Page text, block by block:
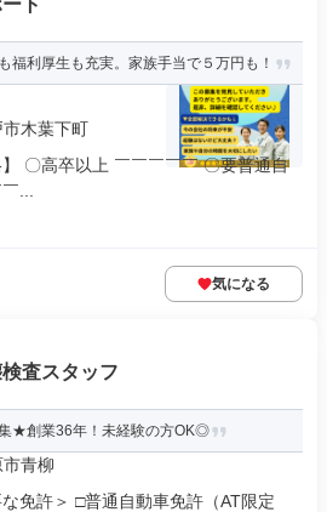
ト
福利厚生も充実。家族手当で５万円も！
木葉下町
〇高卒以上 ￣￣￣￣￣ 〇要普通自
...
気になる
査スタッフ
★創業36年！未経験の方OK◎
青柳
免許＞ □普通自動車免許（AT限定